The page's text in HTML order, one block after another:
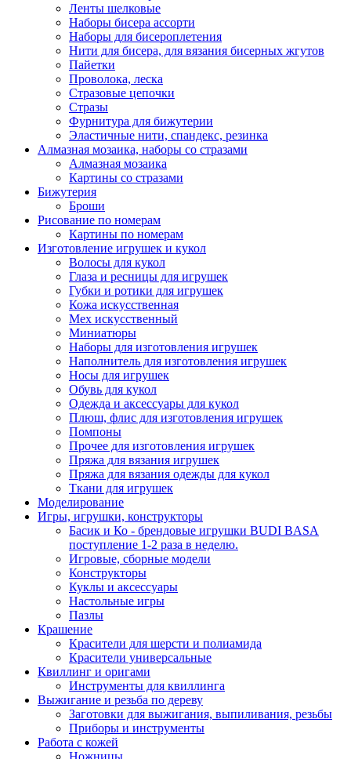
Ленты шелковые
Наборы бисера ассорти
Наборы для бисероплетения
Нити для бисера, для вязания бисерных жгутов
Пайетки
Проволока, леска
Стразовые цепочки
Стразы
Фурнитура для бижутерии
Эластичные нити, спандекс, резинка
Алмазная мозаика, наборы со стразами
Алмазная мозаика
Картины co стразами
Бижутерия
Броши
Рисование по номерам
Картины по номерам
Изготовление игрушек и кукол
Волосы для кукол
Глаза и ресницы для игрушек
Губки и ротики для игрушек
Кожа искусственная
Мех искусственный
Миниатюры
Наборы для изготовления игрушек
Наполнитель для изготовления игрушек
Носы для игрушек
Обувь для кукол
Одежда и аксессуары для кукол
Плюш, флис для изготовления игрушек
Помпоны
Прочее для изготовления игрушек
Пряжа для вязания игрушек
Пряжа для вязания одежды для кукол
Ткани для игрушек
Моделирование
Игры, игрушки, конструкторы
Басик и Ко - брендовые игрушки BUDI BASA
поступление 1-2 раза в неделю.
Игровые, сборные модели
Конструкторы
Куклы и аксессуары
Настольные игры
Пазлы
Крашение
Красители для шерсти и полиамида
Красители универсальные
Квиллинг и оригами
Инструменты для квиллинга
Выжигание и резьба по дереву
Заготовки для выжигания, выпиливания, резьбы
Приборы и инструменты
Работа с кожей
Ножницы